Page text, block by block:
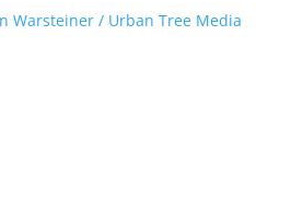
Warsteiner / Urban Tree Media